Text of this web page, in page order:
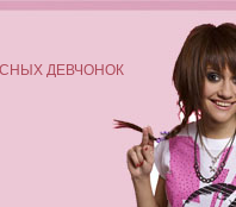
ДЕВЧОНОК